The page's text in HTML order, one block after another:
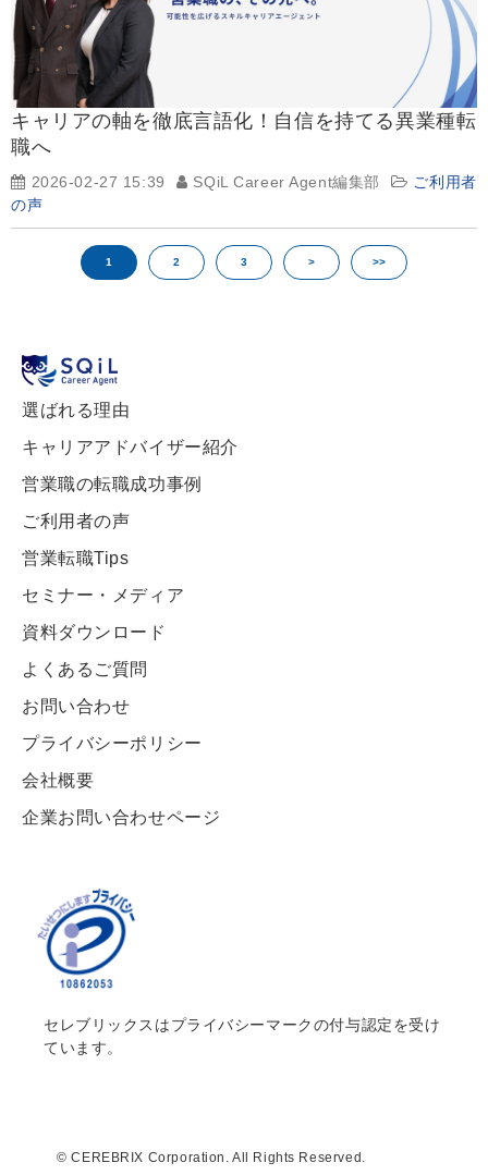
キャリアの軸を徹底言語化！自信を持てる異業種転
職へ
2026-02-27 15:39 SQiL Career Agent編集部
ご利用者
の声
1 2 3 > >>
選ばれる理由
キャリアアドバイザー紹介
営業職の転職成功事例
ご利用者の声
営業転職Tips
セミナー・メディア
資料ダウンロード
よくあるご質問
お問い合わせ
プライバシーポリシー
会社概要
企業お問い合わせページ
セレブリックスはプライバシーマークの付与認定を受け
ています。
© CEREBRIX Corporation. All Rights Reserved.